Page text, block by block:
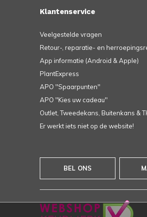
Klantenservice
Veelgestelde vragen
Retour-, reparatie- en
App informatie (Android & Apple)
PlantExpress
APO ''Spaarpunten''
APO ''Kies uw cadeau''
Outlet, Tweedekans, Buitenkans &
Er werkt iets niet op de website!
BEL ONS